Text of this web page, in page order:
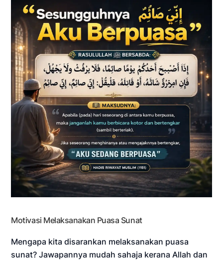
Motivasi Melaksanakan Puasa Sunat
Mengapa kita disarankan melaksanakan puasa
sunat? Jawapannya mudah sahaja kerana Allah dan